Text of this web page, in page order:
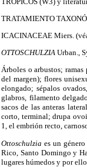
TRATAMIENTO
ICACINACEAE Miers.
OTTOSCHULZIA Urban.,
Árboles o arbustos; ramas
del margen); flores
elongado; sépalos
glabros, filamento
sacos de las anteras
corto, terminal; drupa
1, el embrión recto,
Ottoschulzia es un
Rico, Santo Domingo y
lugares húmedos y por